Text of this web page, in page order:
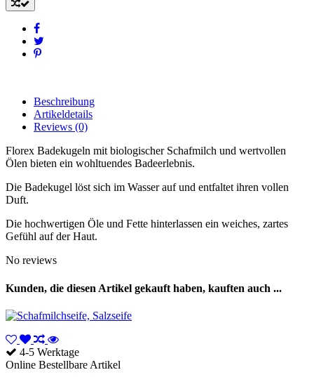
Beschreibung
Artikeldetails
Reviews (0)
Florex Badekugeln mit biologischer Schafmilch und wertvollen
Ölen bieten ein wohltuendes Badeerlebnis.
Die Badekugel löst sich im Wasser auf und entfaltet ihren vollen
Duft.
Die hochwertigen Öle und Fette hinterlassen ein weiches, zartes
Gefühl auf der Haut.
No reviews
Kunden, die diesen Artikel gekauft haben, kauften auch ...
4-5 Werktage
Online Bestellbare Artikel